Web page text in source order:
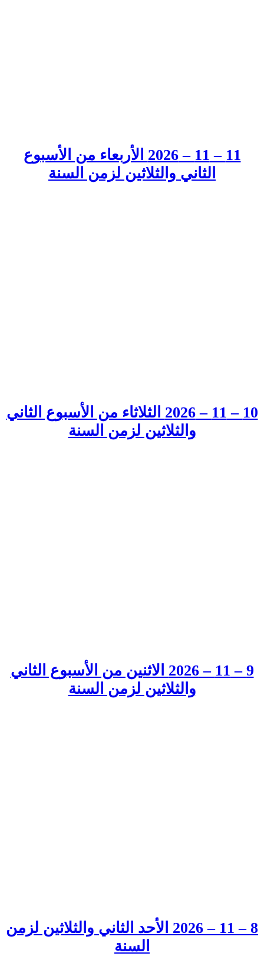
11 – 11 – 2026 الأربعاء من الأسبوع
الثاني والثلاثين لزمن السنة
10 – 11 – 2026 الثلاثاء من الأسبوع الثاني
والثلاثين لزمن السنة
9 – 11 – 2026 الاثنين من الأسبوع الثاني
والثلاثين لزمن السنة
8 – 11 – 2026 الأحد الثاني والثلاثين لزمن
السنة